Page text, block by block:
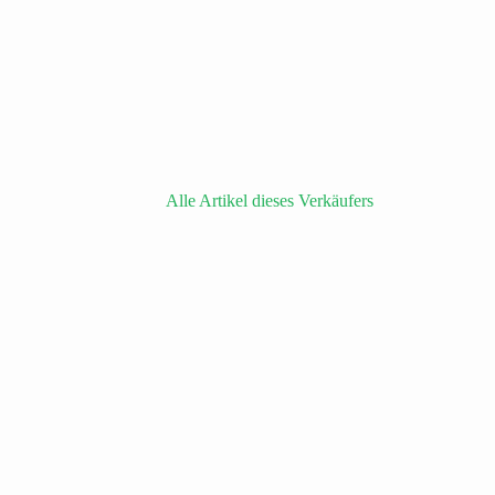
Alle Artikel dieses Verkäufers